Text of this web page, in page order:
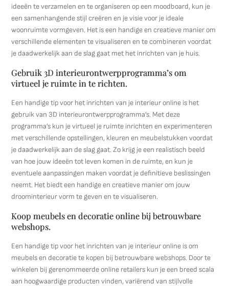
ideeën te verzamelen en te organiseren op een moodboard, kun je
een samenhangende stijl creëren en je visie voor je ideale
woonruimte vormgeven. Het is een handige en creatieve manier om
verschillende elementen te visualiseren en te combineren voordat
je daadwerkelijk aan de slag gaat met het inrichten van je huis.
Gebruik 3D interieurontwerpprogramma’s om
virtueel je ruimte in te richten.
Een handige tip voor het inrichten van je interieur online is het
gebruik van 3D interieurontwerpprogramma’s. Met deze
programma’s kun je virtueel je ruimte inrichten en experimenteren
met verschillende opstellingen, kleuren en meubelstukken voordat
je daadwerkelijk aan de slag gaat. Zo krijg je een realistisch beeld
van hoe jouw ideeën tot leven komen in de ruimte, en kun je
eventuele aanpassingen maken voordat je definitieve beslissingen
neemt. Het biedt een handige en creatieve manier om jouw
droominterieur vorm te geven en te visualiseren.
Koop meubels en decoratie online bij betrouwbare
webshops.
Een handige tip voor het inrichten van je interieur online is om
meubels en decoratie te kopen bij betrouwbare webshops. Door te
winkelen bij gerenommeerde online retailers kun je een breed scala
aan hoogwaardige producten vinden, variërend van stijlvolle